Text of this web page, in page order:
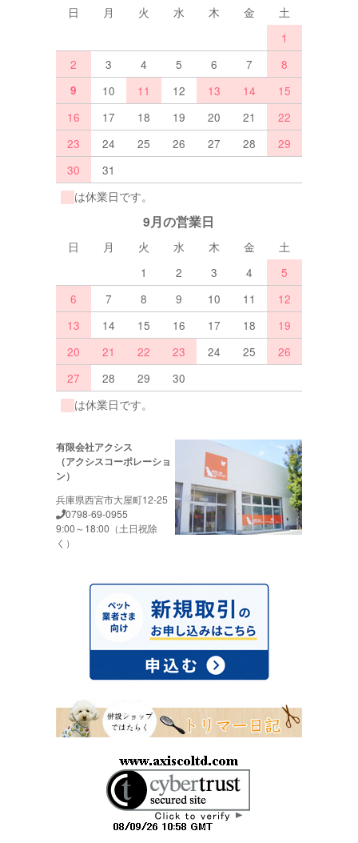
日 月 火 水 木 金
土
1
2
3 4 5 6 7 8
9 10 11 12 13 14
15
16
17 18 19 20 21
22
23
24 25 26 27 28
29
30
31
は休業日です。
9月の営業日
日 月 火 水 木 金
土
1
2 3 4
5
6
7 8 9 10 11
12
13
14 15 16 17 18
19
20
21 22 23 24 25
26
27
28 29
30
は休業日です。
有限会社アクシス
（アクシスコーポレーショ
ン）
兵庫県西宮市大屋町12-25
0798-69-0955
9:00～18:00（土日祝除
く）